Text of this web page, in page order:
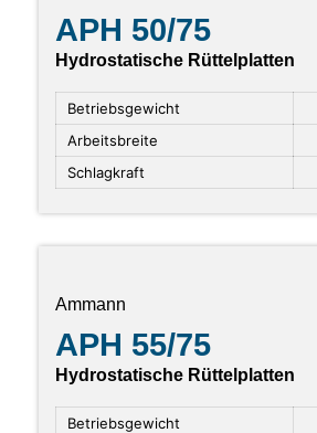
APH 50/75
Hydrostatische Rüttelplatten
Betriebsgewicht
Arbeitsbreite
Schlagkraft
Ammann
APH 55/75
Hydrostatische Rüttelplatten
Betriebsgewicht